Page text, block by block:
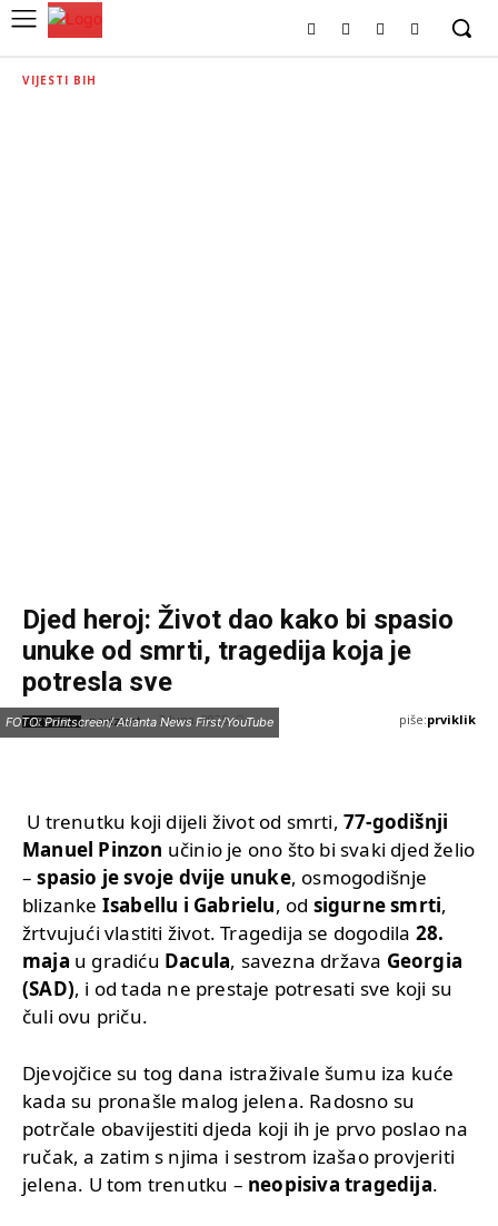
VIJESTI BIH
Djed heroj: Život dao kako bi spasio
unuke od smrti, tragedija koja je
potresla sve
IZVOR: novizivot 2 Juna, 2025 piše:prviklik
FOTO: Printscreen/ Atlanta News First/YouTube
U trenutku koji dijeli život od smrti, 77-godišnji
Manuel Pinzon učinio je ono što bi svaki djed želio
–spasio je svoje dvije unuke, osmogodišnje
blizanke Isabellu i Gabrielu, od sigurne smrti,
žrtvujući vlastiti život. Tragedija se dogodila 28.
maja u gradiću Dacula, savezna država Georgia
(SAD), i od tada ne prestaje potresati sve koji su
čuli ovu priču.
Djevojčice su tog dana istraživale šumu iza kuće
kada su pronašle malog jelena. Radosno su
potrčale obavijestiti djeda koji ih je prvo poslao na
ručak, a zatim s njima i sestrom izašao provjeriti
jelena. U tom trenutku – neopisiva tragedija.